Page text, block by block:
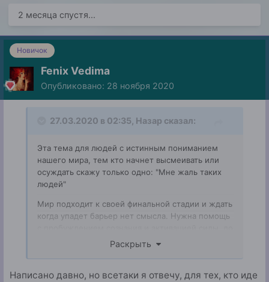
2 месяца спустя...
Новичок
Fenix Vedima
Опубликовано: 28 ноября 2020
27.03.2020 в 02:35, Назар сказал:
Эта тема для людей с истинным пониманием
нашего мира, тем кто начнет высмеивать или
осуждать скажу только одно: "Мне жаль таких
людей"
Мир подходит к своей финальной стадии и ждать
когда упадет барьер нет смысла. Нужна помощь
К моему сожалению времени у меня осталось не
так много и должен быть какой-то шанс это
Раскрыть
Написано давно, но всетаки я отвечу, для тех, кто иде